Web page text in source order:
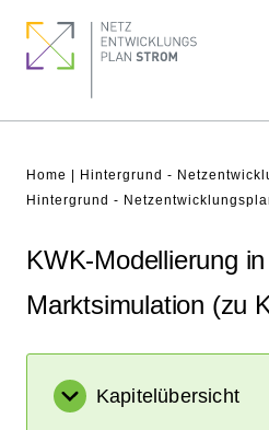
main
Breadcrumb
Home
Hintergrund -
Hintergrund -
KWK-Modellierung
Marktsimulation (zu
Kapitelübersicht
quick
links